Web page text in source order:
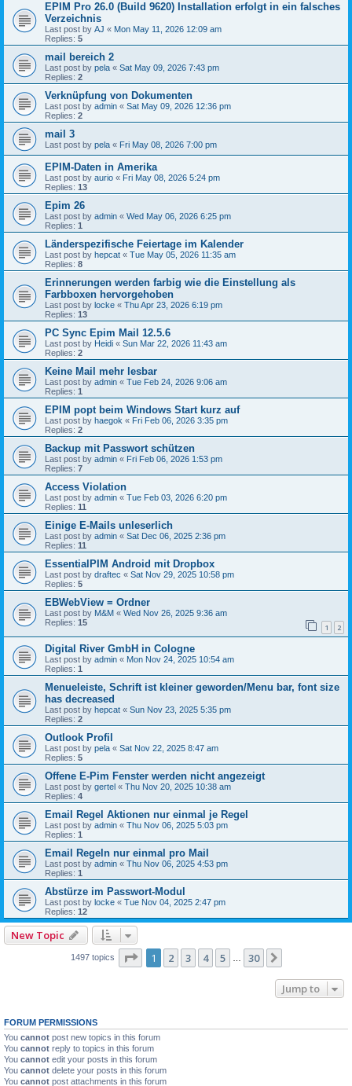
EPIM Pro 26.0 (Build 9620) Installation erfolgt in ein falsches
Verzeichnis
Last post by AJ « Mon May 11, 2026 12:09 am
Replies: 5
mail bereich 2
Last post by pela « Sat May 09, 2026 7:43 pm
Replies: 2
Verknüpfung von Dokumenten
Last post by admin « Sat May 09, 2026 12:36 pm
Replies: 2
mail 3
Last post by pela « Fri May 08, 2026 7:00 pm
EPIM-Daten in Amerika
Last post by aurio « Fri May 08, 2026 5:24 pm
Replies: 13
Epim 26
Last post by admin « Wed May 06, 2026 6:25 pm
Replies: 1
Länderspezifische Feiertage im Kalender
Last post by hepcat « Tue May 05, 2026 11:35 am
Replies: 8
Erinnerungen werden farbig wie die Einstellung als
Farbboxen hervorgehoben
Last post by locke « Thu Apr 23, 2026 6:19 pm
Replies: 13
PC Sync Epim Mail 12.5.6
Last post by Heidi « Sun Mar 22, 2026 11:43 am
Replies: 2
Keine Mail mehr lesbar
Last post by admin « Tue Feb 24, 2026 9:06 am
Replies: 1
EPIM popt beim Windows Start kurz auf
Last post by haegok « Fri Feb 06, 2026 3:35 pm
Replies: 2
Backup mit Passwort schützen
Last post by admin « Fri Feb 06, 2026 1:53 pm
Replies: 7
Access Violation
Last post by admin « Tue Feb 03, 2026 6:20 pm
Replies: 11
Einige E-Mails unleserlich
Last post by admin « Sat Dec 06, 2025 2:36 pm
Replies: 11
EssentialPIM Android mit Dropbox
Last post by draftec « Sat Nov 29, 2025 10:58 pm
Replies: 5
EBWebView = Ordner
Last post by M&M « Wed Nov 26, 2025 9:36 am
Replies: 15 1 2
Digital River GmbH in Cologne
Last post by admin « Mon Nov 24, 2025 10:54 am
Replies: 1
Menueleiste, Schrift ist kleiner geworden/Menu bar, font size
has decreased
Last post by hepcat « Sun Nov 23, 2025 5:35 pm
Replies: 2
Outlook Profil
Last post by pela « Sat Nov 22, 2025 8:47 am
Replies: 5
Offene E-Pim Fenster werden nicht angezeigt
Last post by gertel « Thu Nov 20, 2025 10:38 am
Replies: 4
Email Regel Aktionen nur einmal je Regel
Last post by admin « Thu Nov 06, 2025 5:03 pm
Replies: 1
Email Regeln nur einmal pro Mail
Last post by admin « Thu Nov 06, 2025 4:53 pm
Replies: 1
Abstürze im Passwort-Modul
Last post by locke « Tue Nov 04, 2025 2:47 pm
Replies: 12
New Topic
1497 topics Page 1of30
1 2 3 4 5 30
Jump to
FORUM PERMISSIONS
You cannot post new topics in this forum
You cannot reply to topics in this forum
You cannot edit your posts in this forum
You cannot delete your posts in this forum
You cannot post attachments in this forum